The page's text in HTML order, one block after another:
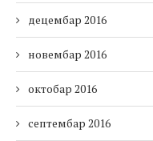
децембар 2016
новембар 2016
октобар 2016
септембар 2016